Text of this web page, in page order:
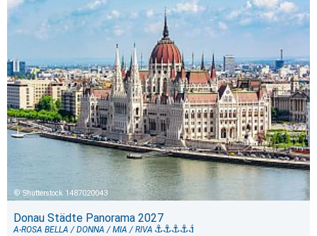
Shutterstock 1487020043
Donau Städte Panorama 2027
A-ROSA BELLA / DONNA / MIA / RIVA